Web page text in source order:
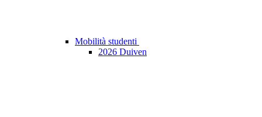
Mobilità studenti
2026 Duiven